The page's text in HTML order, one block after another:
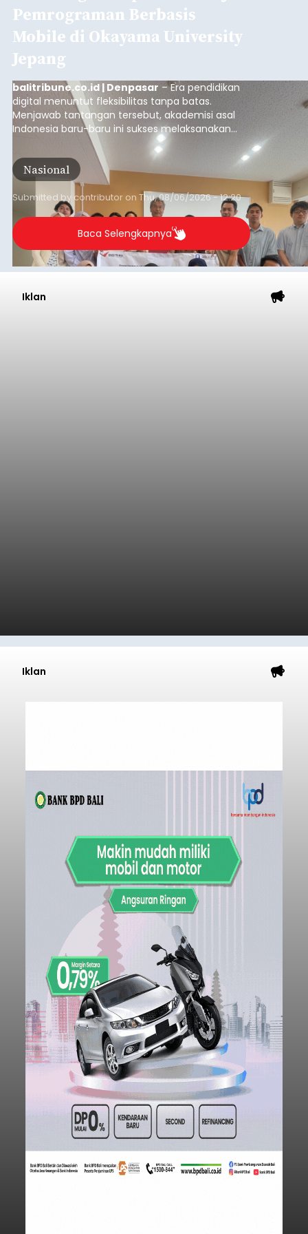
Pemrograman Berbasis
Mobile di Okayama University
Jepang
balitribune.co.id | Denpasar – Era pendidikan
digital menuntut fleksibilitas tanpa batas.
Menjawab tantangan tersebut, akademisi asal
Indonesia baru-baru ini sukses melaksanakan
program Pengabdian Kepada Masyarakat (PKM)
skala internasional di Distributed Systems
Laboratory, Okayama University, Jepang.
Nasional
Submitted by contributor on Thu, 08/06/2026 - 12:20
Baca Selengkapnya
Iklan
Iklan